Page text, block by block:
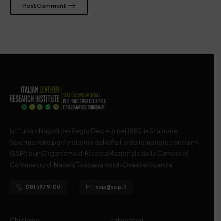
Post Comment
Istituita a Napoli per Regio Decreto nel 1885, la Stazione
Sperimentale per l’Industria delle Pelli e delle materie concianti
(SSIP) è un Organismo di Ricerca Nazionale delle Camere di
Commercio di Napoli, Toscana Nord-Ovest e Vicenza.
081 597 91 00 ssip@ssip.it